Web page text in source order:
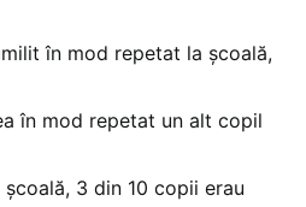
în mod repetat la școală,
în mod repetat un alt copil
3 din 10 copii erau